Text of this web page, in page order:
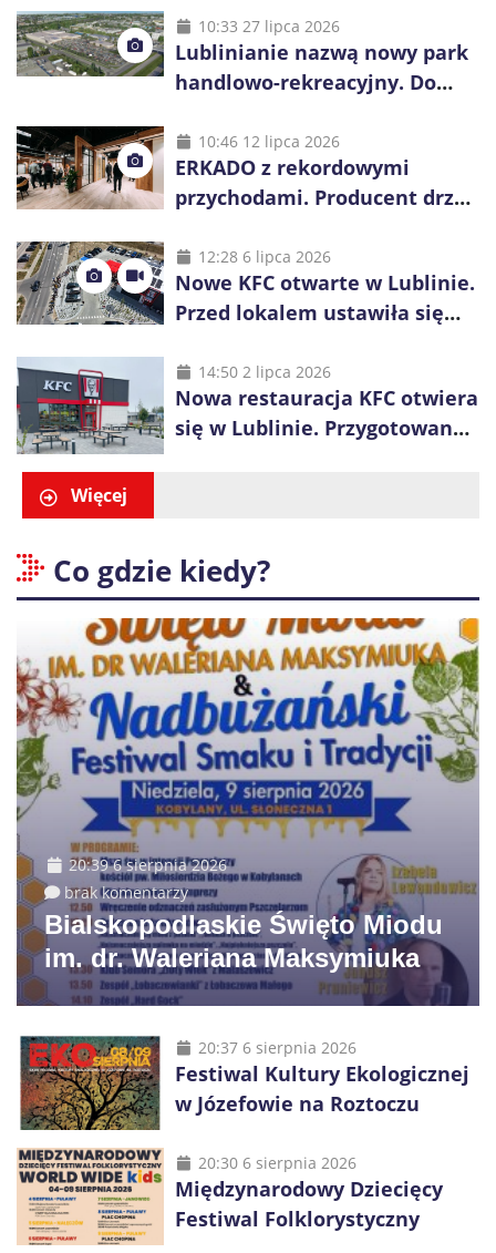
10:33 27 lipca 2026
Lublinianie nazwą nowy park
handlowo-rekreacyjny. Do
10:46 12 lipca 2026
ERKADO z rekordowymi
przychodami. Producent drzwi
inwestycje
12:28 6 lipca 2026
Nowe KFC otwarte w Lublinie.
Przed lokalem ustawiła się
14:50 2 lipca 2026
Nowa restauracja KFC otwiera
się w Lublinie. Przygotowano
Więcej
Co gdzie kiedy?
20:39 6 sierpnia 2026
brak komentarzy
Bialskopodlaskie Święto Miodu
im. dr. Waleriana Maksymiuka
20:37 6 sierpnia 2026
Festiwal Kultury Ekologicznej
w Józefowie na Roztoczu
20:30 6 sierpnia 2026
Międzynarodowy Dziecięcy
Festiwal Folklorystyczny